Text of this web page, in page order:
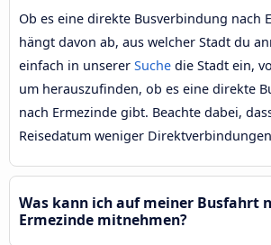
Ob es eine direkte Busverbindung nach
hängt davon ab, aus welcher Stadt du
einfach in unserer Suche die Stadt ein,
um herauszufinden, ob es eine direkte
nach Ermezinde gibt. Beachte dabei,
Reisedatum weniger
Was kann ich auf meiner Busfahrt
Ermezinde mitnehmen?